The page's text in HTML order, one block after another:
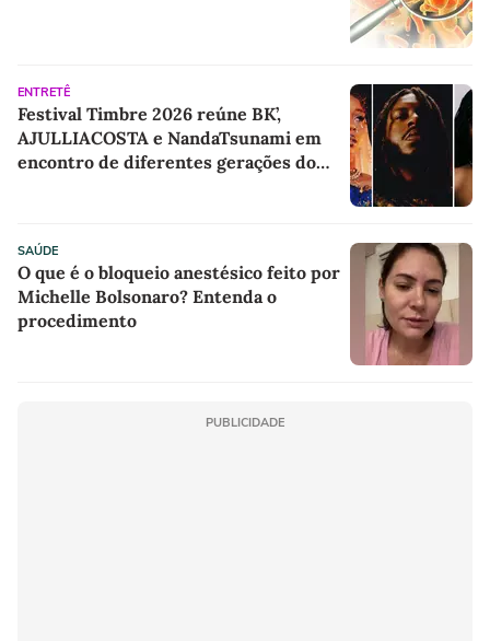
ENTRETÊ
Festival Timbre 2026 reúne BK’,
AJULLIACOSTA e NandaTsunami em
encontro de diferentes gerações do
SAÚDE
O que é o bloqueio anestésico feito por
Michelle Bolsonaro? Entenda o
procedimento
PUBLICIDADE